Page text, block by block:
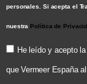
personales. Si acepta el
nuestra Política de
He leído y acepto
que Vermeer España